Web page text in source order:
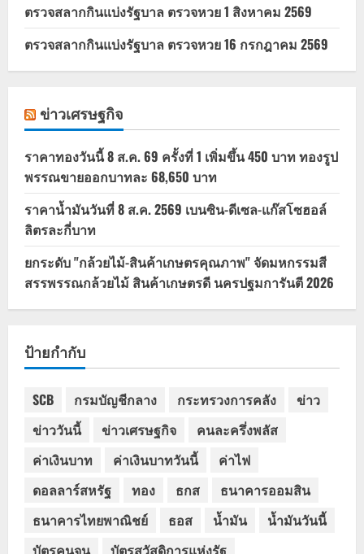
ตรวจสลากกินแบ่งรัฐบาล ตรวจหวย 1 สิงหาคม 2569
ตรวจสลากกินแบ่งรัฐบาล ตรวจหวย 16 กรกฎาคม 2569
ข่าวเศรษฐกิจ
ราคาทองวันนี้ 8 ส.ค. 69 ครั้งที่ 1 เพิ่มขึ้น 450 บาท ทองรูป
พรรณขายออกบาทละ 68,650 บาท
ราคาน้ำมันวันที่ 8 ส.ค. 2569 เบนซิน-ดีเซล-แก๊สโซฮอล์
ลิตรละกี่บาท
ยกระดับ "กล้วยไม้-สินค้าเกษตรคุณภาพ" จัดมหกรรมสี
สรรพรรณกล้วยไม้ สินค้าเกษตรดี นครปฐมการันตี 2026
ป้ายกำกับ
SCB กรมบัญชีกลาง กระทรวงการคลัง
ข่าว
ข่าววันนี้
ข่าวเศรษฐกิจ
คนละครึ่งพลัส
ค่าเงินบาท
ค่าเงินบาทวันนี้
ค่าไฟ
ดอลลาร์สหรัฐ
ทอง ธกส
ธนาคารออมสิน
ธนาคารไทยพาณิชย์
ธอส น้ำมัน
น้ำมันวันนี้
บัตรคนจน
บัตรสวัสดิการแห่งรัฐ